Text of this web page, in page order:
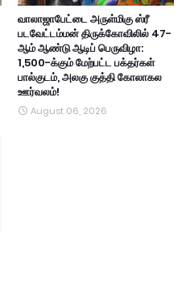
வாலாஜாபேட்டை அருள்மிகு ஸ்ரீ
படவேட்டம்மன் திருக்கோவிலில் 47-
ஆம் ஆண்டு ஆடிப் பெருவிழா:
1,500-க்கும் மேற்பட்ட பக்தர்கள்
பால்குடம், அலகு குத்தி கோலாகல
ஊர்வலம்!
August 06, 2026